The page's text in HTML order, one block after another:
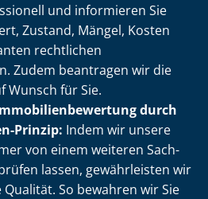
und informieren Sie
Zustand, Mängel, Kosten
rechtlichen
Zudem beantragen wir die
Wunsch für Sie.
durch
Prinzip: Indem wir unsere
von einem weiteren Sach­
lassen, gewährleisten wir
So bewahren wir Sie